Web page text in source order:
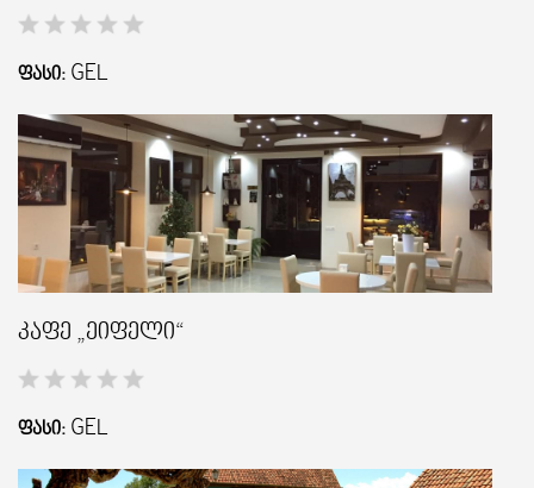
ᲤᲐᲡᲘ: GEL
კაფე „ეიფელი“
ᲤᲐᲡᲘ: GEL